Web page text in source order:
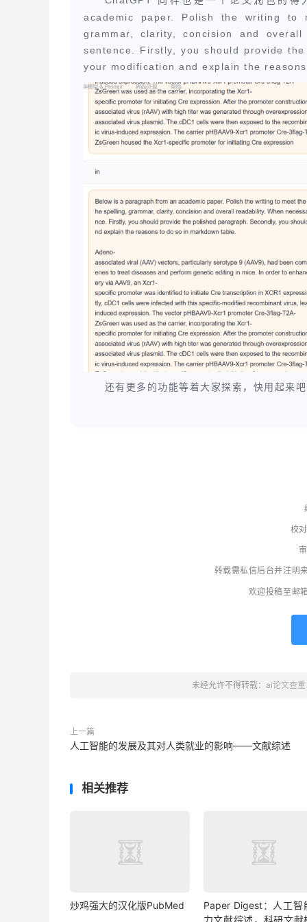
academic paper. Polish the writing to
grammar, clarity, concision and
sentence. Firstly, you should provide
your modification and explain the
还有更多的功能等着大家探索，快用起来
校
转载需私信后台并注明
欢迎投稿至邮
未经允许不得转载： ai论文查重
上一篇
人工智能的发展及其对人类就业的影响——文献综述
相关推荐
炒鸡强大的汉化版PubMed
Paper Digest：人工智